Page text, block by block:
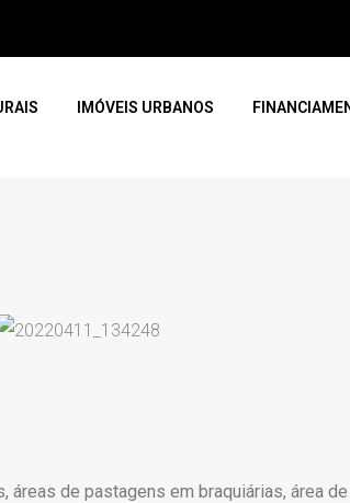
IMÓVEIS URBANOS
de pastagens em braquiárias, área